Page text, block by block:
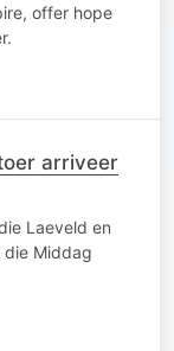
offer hope
arriveer
Laeveld en
die Middag